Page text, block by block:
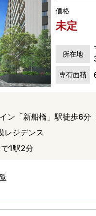
価格
未定
所在地
専有面積
ン「新船橋」駅徒歩6分
レジデンス
1駅2分